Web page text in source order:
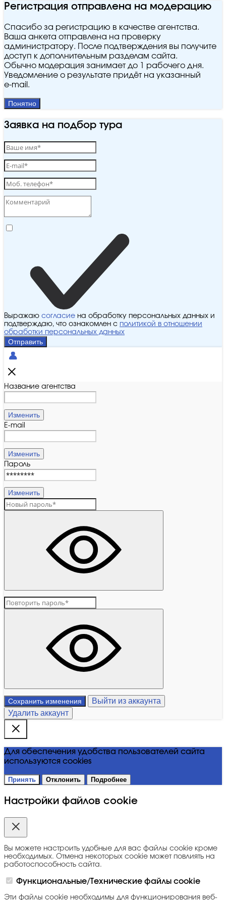
Регистрация отправлена на модерацию
Спасибо за регистрацию в качестве агентства.
Ваша анкета отправлена на проверку
администратору. После подтверждения вы получите
доступ к дополнительным разделам сайта.
Обычно модерация занимает до 1 рабочего дня.
Уведомление о результате придёт на указанный
e‑mail.
Понятно
Заявка на подбор тура
Выражаю согласие на обработку персональных данных и
подтверждаю, что ознакомлен с политикой в отношении
обработки персональных данных
Отправить
Название агентства
Изменить
E-mail
Изменить
Пароль
Изменить
Сохранить изменения
Выйти из аккаунта
Удалить аккаунт
Для обеспечения удобства пользователей сайта
используются cookies
Принять Отклонить Подробнее
Настройки файлов cookie
Вы можете настроить удобные для вас файлы cookie кроме
необходимых. Отмена некоторых cookie может повлиять на
работоспособность сайта.
Функциональные/Технические файлы cookie
Эти файлы cookie необходимы для функционирования веб-